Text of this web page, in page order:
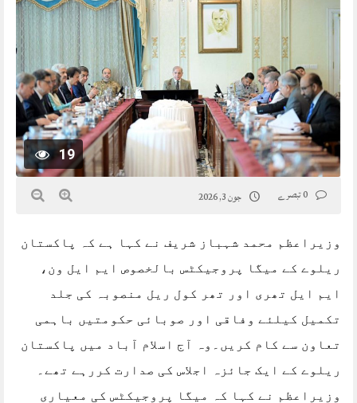
19
جون 3, 2026
وزیراعظم محمد شہباز شریف نے کہا ہے کہ پاکستان
ریلوے کے میگا پروجیکٹس بالخصوص ایم ایل ون،
ایم ایل تھری اور تھر کول ریل منصوبہ کی جلد
تکمیل کیلئے وفاقی اور صوبائی حکومتیں باہمی
تعاون سے کام کریں۔وہ آج اسلام آباد میں پاکستان
ریلوے کے ایک جائزہ اجلاس کی صدارت کررہے تھے۔
وزیراعظم نے کہا کہ میگا پروجیکٹس کی معیاری